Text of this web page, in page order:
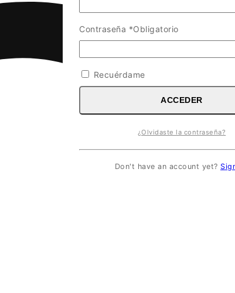
Contraseña *Obligatorio
Recuérdame
ACCEDER
¿Olvidaste la contraseña?
Don't have an account yet?